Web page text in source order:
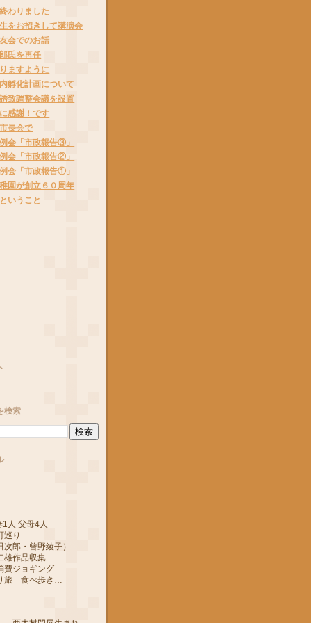
わりました
をお招きして講演会
会でのお話
氏を再任
ますように
孵化計画について
致調整会議を設置
感謝！です
長会で
会「市政報告③」
会「市政報告②」
会「市政報告①」
園が創立６０周年
いうこと
検索
人 父母4人
り
・曾野綾子）
品収集
ョギング
食べ歩き…